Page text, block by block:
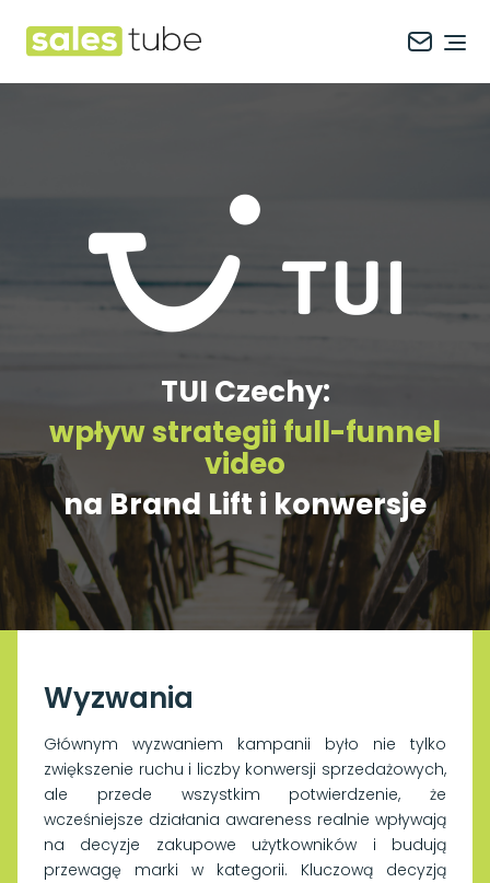
Salestube
TUI Czechy:
wpływ strategii full-funnel
video
na Brand Lift i konwersje
Wyzwania
Głównym wyzwaniem kampanii było nie tylko
zwiększenie ruchu i liczby konwersji sprzedażowych,
ale przede wszystkim potwierdzenie, że
wcześniejsze działania awareness realnie wpływają
na decyzje zakupowe użytkowników i budują
przewagę marki w kategorii. Kluczową decyzją